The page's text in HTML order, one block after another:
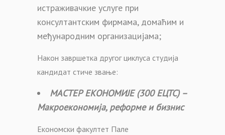
истраживачкие услуге при
консултантским фирмама, домаћим и
међународним организацијама;
Након завршетка другог циклуса студија
кандидат стиче звање:
МАСТЕР ЕКОНОМИЈЕ (300 ЕЦТС) –
Макроекономија, реформе и бизнис
Економски факултет Пале